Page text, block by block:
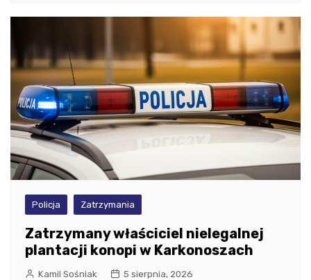
Policja Zatrzymania
Zatrzymany właściciel nielegalnej
plantacji konopi w Karkonoszach
Kamil Sośniak 5 sierpnia, 2026